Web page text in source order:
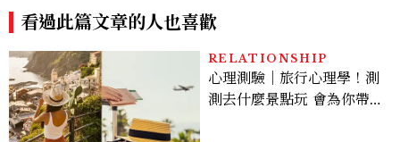
量！
看過此篇文章的人也喜歡
RELATIONSHIP
心理測驗｜旅行心理學！測
測去什麼景點玩 會為你帶來